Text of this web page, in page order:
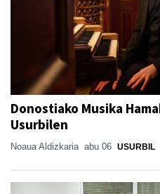
Donostiako Musika
Usurbilen
Noaua Aldizkaria abu 06 USURBIL